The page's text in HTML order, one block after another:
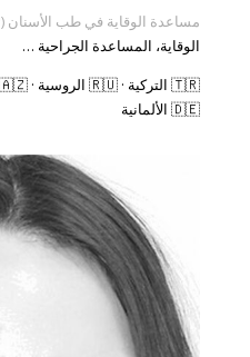
مساعدة الوقاية في طب الأسنان (ZMP)
الوقاية، المساعدة الجراحية …
🇩🇪 الألمانية